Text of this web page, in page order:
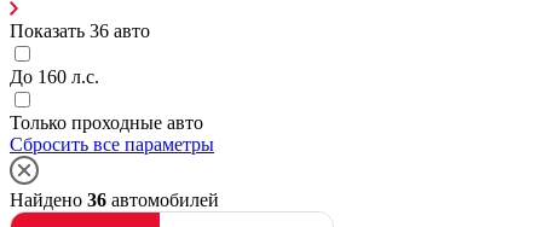
Показать 36 авто
До 160 л.с.
Только проходные авто
Сбросить все параметры
Найдено 36 автомобилей